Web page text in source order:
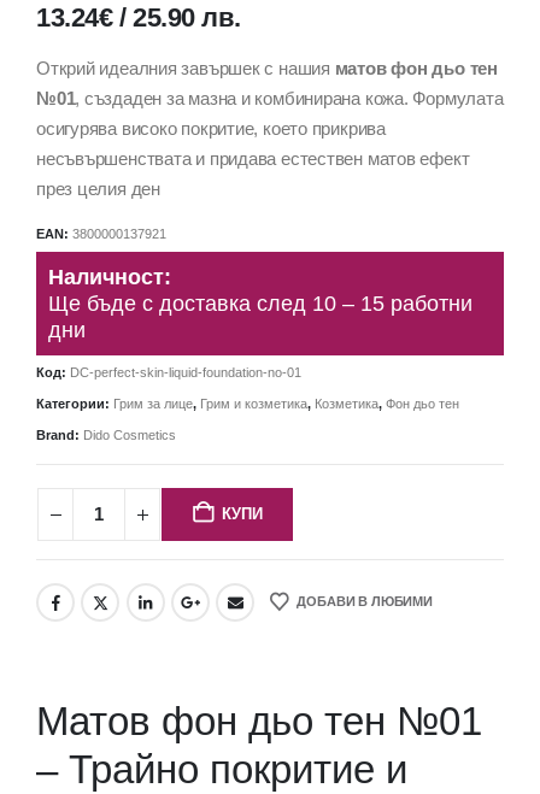
13.24€ /25.90лв.
Открий идеалния завършек с нашия матов фон дьо тен
№01, създаден за мазна и комбинирана кожа. Формулата
осигурява високо покритие, което прикрива
несъвършенствата и придава естествен матов ефект
през целия ден
EAN: 3800000137921
Наличност:
Ще бъде с доставка след 10 – 15 работни
дни
Код: DC-perfect-skin-liquid-foundation-no-01
Категории: Грим за лице, Грим и козметика, Козметика, Фон дьо тен
Brand: Dido Cosmetics
КУПИ
ДОБАВИ В ЛЮБИМИ
Матов фон дьо тен №01
– Трайно покритие и